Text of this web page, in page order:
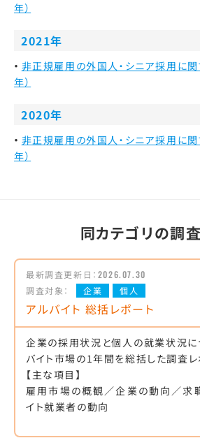
年）
2021年
非正規雇用の外国人・シニア採用に
年）
2020年
非正規雇用の外国人・シニア採用に
年）
同カテゴリの調
最新調査更新日： 2026.07.30
調査対象：
企業 個人
アルバイト 総括レポート
企業の採用状況と個人の就業状況に
バイト市場の1年間を総括した調査レ
【主な項目】
雇用市場の概観／企業の動向／求
イト就業者の動向